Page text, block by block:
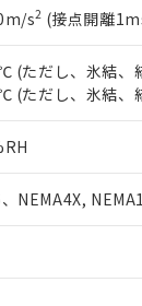
s2 (接点開離
(ただし、氷結、
(ただし、氷結、
NEMA4X,
を指します。
10物質）の非含
証明書（当社基
令のフタル酸エ
ら備考欄に対応
応品への在庫切
ます。